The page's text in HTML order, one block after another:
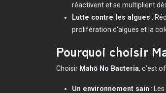
réactivent et se multiplient
Lutte contre les algues :
prolifération d'algues et la
Pourquoi choisir
Choisir Mahō No Bacteria, c’est
Un environnement sain :